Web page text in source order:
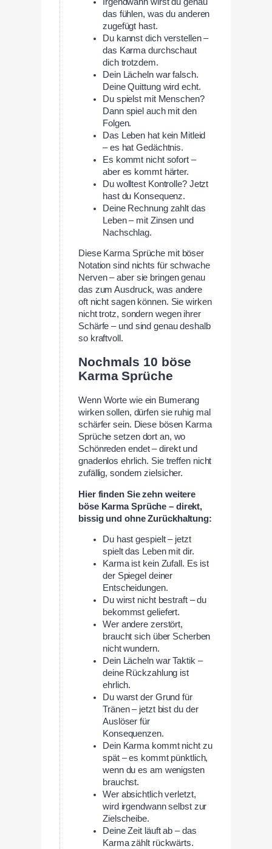
das fühlen, was du anderen
zugefügt hast.
Du kannst dich verstellen –
das Karma durchschaut
dich trotzdem.
Dein Lächeln war falsch.
Deine Quittung wird echt.
Du spielst mit Menschen?
Dann spiel auch mit den
Folgen.
Das Leben hat kein Mitleid
– es hat Gedächtnis.
Es kommt nicht sofort –
aber es kommt härter.
Du wolltest Kontrolle? Jetzt
hast du Konsequenz.
Deine Rechnung zahlt das
Leben – mit Zinsen und
Nachschlag.
Diese Karma Sprüche mit böser
Notation sind nichts für schwache
Nerven – aber sie bringen genau
das zum Ausdruck, was andere
oft nicht sagen können. Sie wirken
nicht trotz, sondern wegen ihrer
Schärfe – und sind genau deshalb
so kraftvoll.
Nochmals 10 böse
Karma Sprüche
Wenn Worte wie ein Bumerang
wirken sollen, dürfen sie ruhig mal
schärfer sein. Diese bösen Karma
Sprüche setzen dort an, wo
Schönreden endet – direkt und
gnadenlos ehrlich. Sie treffen nicht
zufällig, sondern zielsicher.
Hier finden Sie zehn weitere
böse Karma Sprüche – direkt,
bissig und ohne Zurückhaltung:
Du hast gespielt – jetzt
spielt das Leben mit dir.
Karma ist kein Zufall. Es ist
der Spiegel deiner
Entscheidungen.
Du wirst nicht bestraft – du
bekommst geliefert.
Wer andere zerstört,
braucht sich über Scherben
nicht wundern.
Dein Lächeln war Taktik –
deine Rückzahlung ist
ehrlich.
Du warst der Grund für
Tränen – jetzt bist du der
Auslöser für
Konsequenzen.
Dein Karma kommt nicht zu
spät – es kommt pünktlich,
wenn du es am wenigsten
brauchst.
Wer absichtlich verletzt,
wird irgendwann selbst zur
Zielscheibe.
Deine Zeit läuft ab – das
Karma zählt rückwärts.